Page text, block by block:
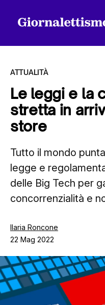
Tutti gli articoli
Chi siamo
Contatti
ATTUALITÀ
Le leggi e la
stretta in
store
Tutto il mondo
legge e
delle Big Tech per
concorrenzialità e
Ilaria Roncone
22 Mag 2022